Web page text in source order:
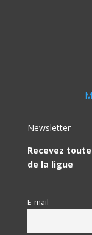
Newsletter
Recevez
de la ligue
E-mail